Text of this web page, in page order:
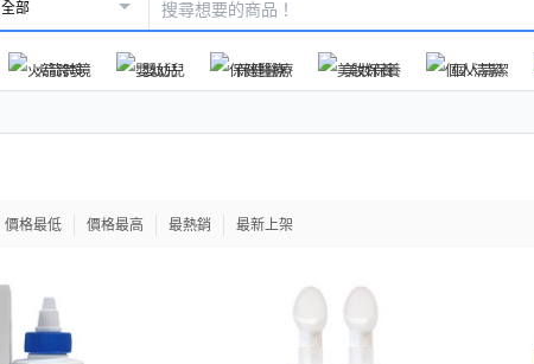
全部
火箭跨境 嬰幼兒 保健醫療 美妝保養 個人清潔
價格最低 價格最高 最熱銷 最新上架